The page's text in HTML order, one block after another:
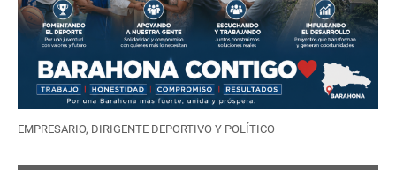
EMPRESARIO, DIRIGENTE DEPORTIVO Y POLÍTICO